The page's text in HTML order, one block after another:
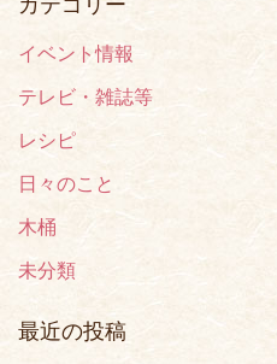
イベント情報
テレビ・雑誌等
レシピ
日々のこと
木桶
未分類
最近の投稿